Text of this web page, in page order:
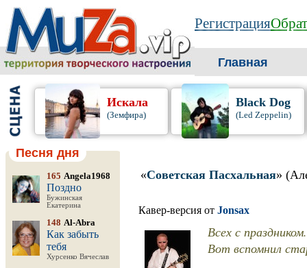
Регистрация
Главная
Искала
(Земфира)
Black Dog
(Led Zeppelin)
Песня дня
165 Angela1968
Поздно
Бужинская
Екатерина
148 Al-Abra
Как забыть
тебя
Хурсенко Вячеслав
«Советская Пасхальная»
Кавер-версия от Jonsax
Всех с праздником.
Вот вспомнил